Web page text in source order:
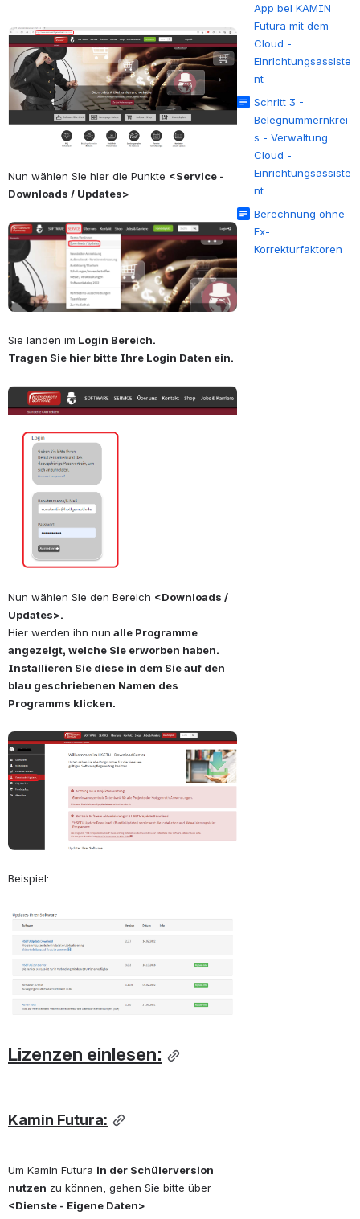
öffnen
Nun wählen Sie hier die Punkte <Service -
Downloads / Updates>
öffnen
Sie landen im Login Bereich.
Tragen Sie hier bitte Ihre Login Daten ein.
öffnen
Nun wählen Sie den Bereich <Downloads /
Updates>.
Hier werden ihn nun alle Programme
angezeigt, welche Sie erworben haben.
Installieren Sie diese in dem Sie auf den
blau geschriebenen Namen des
Programms klicken.
öffnen
Beispiel:
öffnen
Lizenzen einlesen:
Kamin Futura:
Um Kamin Futura in der Schülerversion
nutzen
<Dienste - Eigene Daten>.
App bei KAMIN
Futura mit dem
Cloud -
Einrichtungsassiste
nt
Schritt 3 -
Belegnummernkrei
s - Verwaltung
Cloud -
Einrichtungsassiste
nt
Berechnung ohne
Fx-
Korrekturfaktoren